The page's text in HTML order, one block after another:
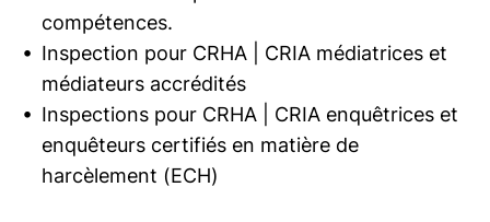
compétences.
Inspection pour CRHA | CRIA médiatrices et
médiateurs accrédités
Inspections pour CRHA | CRIA enquêtrices et
enquêteurs certifiés en matière de
harcèlement (ECH)